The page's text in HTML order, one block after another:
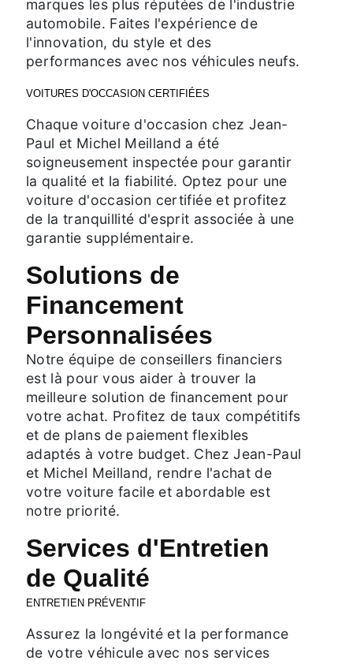
marques les plus réputées de l'industrie
automobile. Faites l'expérience de
l'innovation, du style et des
performances avec nos véhicules neufs.
VOITURES D'OCCASION CERTIFIÉES
Chaque voiture d'occasion chez Jean-
Paul et Michel Meilland a été
soigneusement inspectée pour garantir
la qualité et la fiabilité. Optez pour une
voiture d'occasion certifiée et profitez
de la tranquillité d'esprit associée à une
garantie supplémentaire.
Solutions de
Financement
Personnalisées
Notre équipe de conseillers financiers
est là pour vous aider à trouver la
meilleure solution de financement pour
votre achat. Profitez de taux compétitifs
et de plans de paiement flexibles
adaptés à votre budget. Chez Jean-Paul
et Michel Meilland, rendre l'achat de
votre voiture facile et abordable est
notre priorité.
Services d'Entretien
de Qualité
ENTRETIEN PRÉVENTIF
Assurez la longévité et la performance
de votre véhicule avec nos services